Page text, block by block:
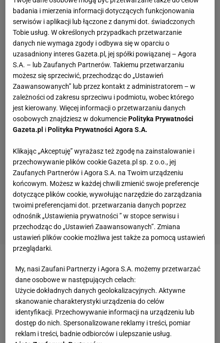
W przypadku, gdy mamy do czynienia ze
szkodnikami o ssącym aparacie gębowym (np.
mszycami, mączlikami, przędziorkami), możemy
zastosować środki systemiczne, które krążąc razem
z sokami rośliny, docierają do niemal wszystkich jej
części i działają zabójczo na określony typ
badania i mierzenia informacji dotyczących funkcjonowania
serwisów i aplikacji lub łączone z danymi dot. świadczonych
Tobie usług. W określonych przypadkach przetwarzanie
danych nie wymaga zgody i odbywa się w oparciu o
uzasadniony interes Gazeta.pl, jej spółki powiązanej – Agora
S.A. – lub Zaufanych Partnerów. Takiemu przetwarzaniu
możesz się sprzeciwić, przechodząc do „Ustawień
Zaawansowanych” lub przez kontakt z administratorem – w
zależności od zakresu sprzeciwu i podmiotu, wobec którego
jest kierowany. Więcej informacji o przetwarzaniu danych
osobowych znajdziesz w dokumenciePolityka Prywatności
Gazeta.pl iPolityka Prywatności Agora S.A.
Klikając „Akceptuję” wyrażasz też zgodę na zainstalowanie i
przechowywanie plików cookie Gazeta.pl sp. z o.o., jej
Zaufanych Partnerów i Agora S.A. na Twoim urządzeniu
końcowym. Możesz w każdej chwili zmienić swoje preferencje
dotyczące plików cookie, wywołując narzędzie do zarządzania
twoimi preferencjami dot. przetwarzania danych poprzez
odnośnik „Ustawienia prywatności ” w stopce serwisu i
przechodząc do „Ustawień Zaawansowanych”. Zmiana
ustawień plików cookie możliwa jest także za pomocą ustawień
przeglądarki.
My, nasi Zaufani Partnerzy i Agora S.A. możemy przetwarzać
dane osobowe w następujących celach:
Użycie dokładnych danych geolokalizacyjnych. Aktywne
skanowanie charakterystyki urządzenia do celów
identyfikacji. Przechowywanie informacji na urządzeniu lub
dostęp do nich. Spersonalizowane reklamy i treści, pomiar
reklam i treści, badnie odbiorców i ulepszanie usług.